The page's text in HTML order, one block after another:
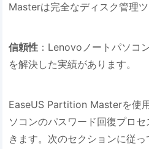
Masterは完全なディスク管理ツ
信頼性 ：Lenovoノートパソコ
を解決した実績があります。
EaseUS Partition Masterを使
ソコンのパスワード回復プロ
きます。次のセクションに従